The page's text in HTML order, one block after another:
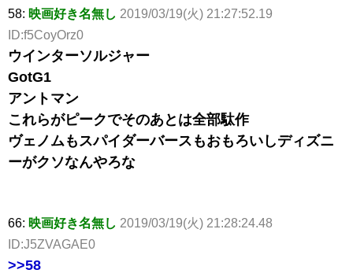
58: 映画好き名無し 2019/03/19(火) 21:27:52.19
ID:f5CoyOrz0
ウインターソルジャー
GotG1
アントマン
これらがピークでそのあとは全部駄作
ヴェノムもスパイダーバースもおもろいしディズニ
ーがクソなんやろな
66: 映画好き名無し 2019/03/19(火) 21:28:24.48
ID:J5ZVAGAE0
>>58